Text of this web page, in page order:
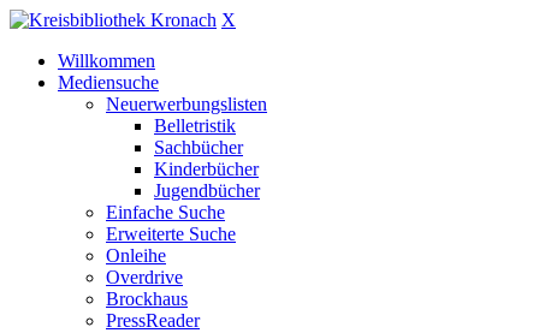
X
Willkommen
Mediensuche
Neuerwerbungslisten
Belletristik
Sachbücher
Kinderbücher
Jugendbücher
Einfache Suche
Erweiterte Suche
Onleihe
Overdrive
Brockhaus
PressReader